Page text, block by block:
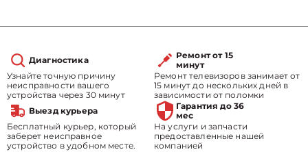
Диагностика
Узнайте точную причину
неисправности вашего
устройства через 30 минут
Ремонт от 15
минут
Ремонт телевизоров занимает от
15 минут до нескольких дней в
зависимости от поломки
Выезд курьера
Бесплатный курьер, который
заберет неисправное
устройство в удобном месте.
Гарантия до 36
мес
На услуги и запчасти
предоставленные нашей
компанией